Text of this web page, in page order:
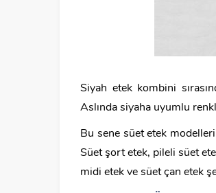
Siyah etek kombini
Aslında siyaha uyumlu
Bu sene süet etek
Süet şort etek, pileli süet
midi etek ve süet çan etek